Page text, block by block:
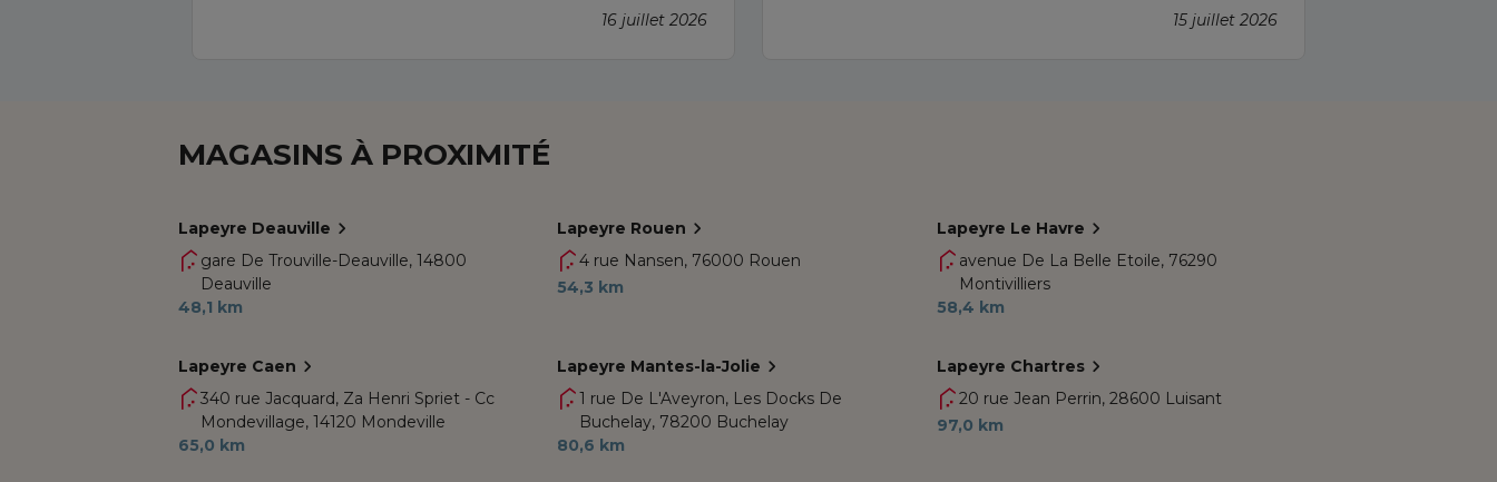
16 juillet 2026 15 juillet 2026
MAGASINS À PROXIMITÉ
Lapeyre Deauville
gare De Trouville-Deauville, 14800
Deauville
48,1 km
Lapeyre Rouen
4 rue Nansen, 76000 Rouen
54,3 km
Lapeyre Le Havre
avenue De La Belle Etoile, 76290
Montivilliers
58,4 km
Lapeyre Caen
340 rue Jacquard, Za Henri Spriet - Cc
Mondevillage, 14120 Mondeville
65,0 km
Lapeyre Mantes-la-Jolie
1 rue De L'Aveyron, Les Docks De
Buchelay, 78200 Buchelay
80,6 km
Lapeyre Chartres
20 rue Jean Perrin, 28600 Luisant
97,0 km